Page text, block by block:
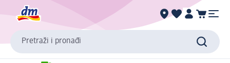
Pretraži i pronađi